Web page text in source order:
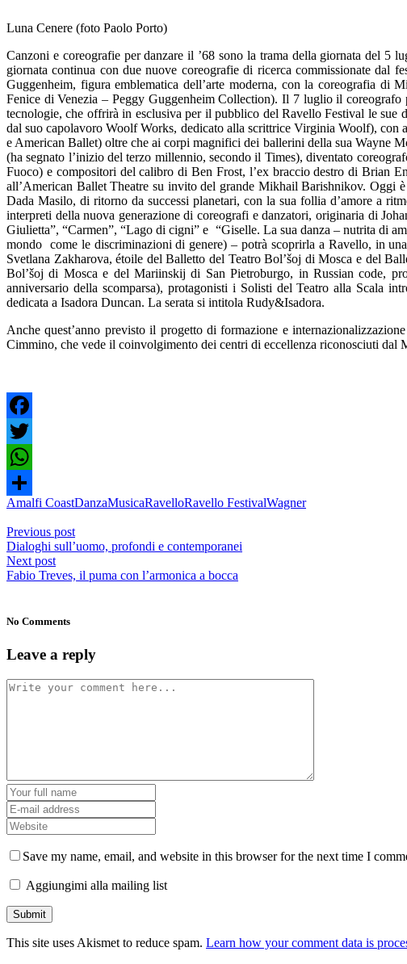
Luna Cenere (foto Paolo Porto)
Canzoni e coreografie per danzare il ’68 sono la trama della giornata del
giornata continua con due nuove coreografie di ricerca commissionate
Guggenheim, figura emblematica dell’arte moderna, con la coreografia di
Fenice di Venezia – Peggy Guggenheim Collection). Il 7 luglio il
tecnologie, che offrirà in esclusiva per il pubblico del Ravello Festival le
dal suo capolavoro Woolf Works, dedicato alla scrittrice Virginia Woolf),
e American Ballet) oltre che ai corpi magnifici dei ballerini della sua Wayne
(ha segnato l’inizio del terzo millennio, secondo il Times), diventato
Fuoco) e compositori del calibro di Ben Frost, l’ex braccio destro di Brian
all’American Ballet Theatre su invito del grande Mikhail Barishnikov. Oggi
Dada Masilo, di ritorno da successi planetari, con la sua follia d’amore a
interpreti della nuova generazione di coreografi e danzatori, originaria di
Giulietta”, “Carmen”, “Lago di cigni” e “Giselle. La sua danza – nutrita di
mondo come le discriminazioni di genere) – potrà scoprirla a Ravello, in
Svetlana Zakharova, étoile del Balletto del Teatro Bol’šoj di Mosca e del
Bol’šoj di Mosca e del Mariinskij di San Pietroburgo, in Russian code,
anniversario della scomparsa), protagonisti i Solisti del Teatro alla Scala
dedicata a Isadora Duncan. La serata si intitola Rudy&Isadora.
Anche quest’anno previsto il progetto di formazione e
Cimmino, che vede il coinvolgimento dei centri di eccellenza riconosciuti
Facebook
Twitter
WhatsApp
Share
Amalfi CoastDanzaMusicaRavelloRavello FestivalWagner
Previous post
Dialoghi sull’uomo, profondi e contemporanei
Next post
Fabio Treves, il puma con l’armonica a bocca
No Comments
Leave a reply
Save my name, email, and website in this browser for the next time I
Aggiungimi alla mailing list
This site uses Akismet to reduce spam. Learn how your comment data is